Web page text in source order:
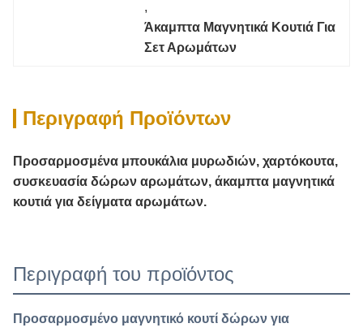
,
Άκαμπτα Μαγνητικά Κουτιά Για
Σετ Αρωμάτων
Περιγραφή Προϊόντων
Προσαρμοσμένα μπουκάλια μυρωδιών, χαρτόκουτα,
συσκευασία δώρων αρωμάτων, άκαμπτα μαγνητικά
κουτιά για δείγματα αρωμάτων.
Περιγραφή του προϊόντος
Προσαρμοσμένο μαγνητικό κουτί δώρων για